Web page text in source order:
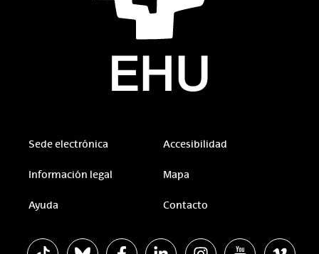
Sede electrónica Accesibilidad
Información legal Mapa
Ayuda Contacto